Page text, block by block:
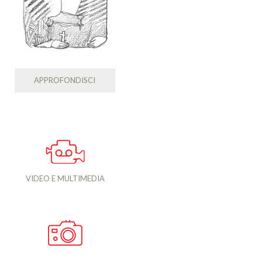
APPROFONDISCI
VIDEO E MULTIMEDIA